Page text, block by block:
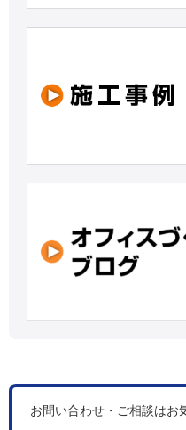
お問い合わせ・ご相談はお